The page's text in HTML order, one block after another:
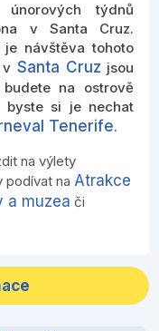
únorových týdnů
v Santa Cruz.
návštěva tohoto
Santa Cruz jsou
na ostrově
byste si je nechat
Tenerife.
na výlety
podívat na Atrakce
a muzea či